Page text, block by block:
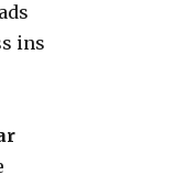
ins